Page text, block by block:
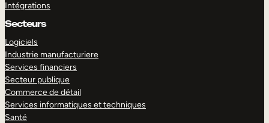
Intégrations
Secteurs
Logiciels
Industrie manufacturiere
Services financiers
Secteur publique
Commerce de détail
Services informatiques et techniques
Santé